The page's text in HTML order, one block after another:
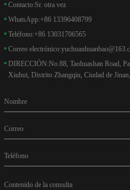
Contacto:Sr. otra vez
WhatsApp:+86 13396408799
Teléfono:+86 13031706565
Correo electrónico:
DIRECCIÓN:No.88, Taohuashan Road,
Xiuhui, Distrito Zhangqiu, Ciudad de
Nombre
Correo
Teléfono
Contenido de la consulta